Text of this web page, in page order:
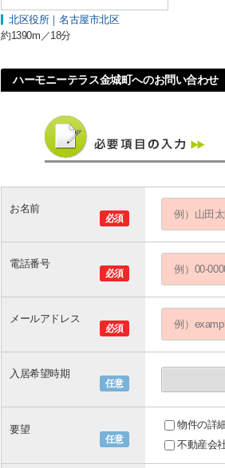
北区役所｜名古屋市北区
約1390m／18分
ハーモニーテラス金城町へのお問い合わせ
必須
お名前
必須
電話番号
必須
メールアドレス
任意
入居希望時期
任意
要望 物件の詳
不動産会